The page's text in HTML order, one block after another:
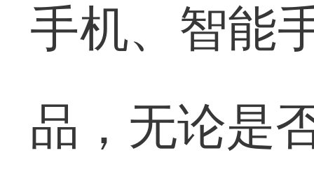
手机、智能
品，无论是